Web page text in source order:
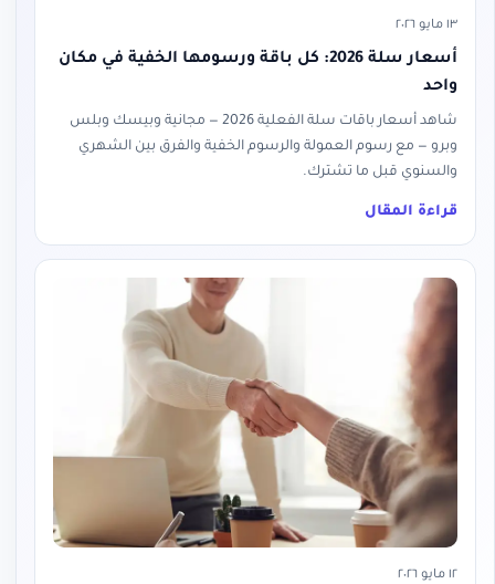
١٣ مايو ٢٠٢٦
أسعار سلة 2026: كل باقة ورسومها الخفية في مكان
واحد
شاهد أسعار باقات سلة الفعلية 2026 — مجانية وبيسك وبلس
وبرو — مع رسوم العمولة والرسوم الخفية والفرق بين الشهري
والسنوي قبل ما تشترك.
قراءة المقال
١٢ مايو ٢٠٢٦